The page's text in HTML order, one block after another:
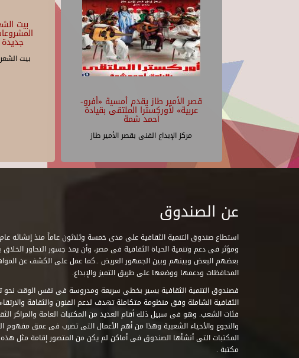
بيت
بيت
قصر الأمير طاز يقدم أمسية «أفرو-
عربية» لأوركسترا الملتقى بقيادة
أحمد شمة
مركز الإبداع الفنى بقصر الأمير طاز
عن الصندوق
ومؤثر فى دعم وتنمية الحياة الثقافية فى مصر، وأن يمد جسور التحاور الخلاق
بعضهم البعض وبينهم وبين الجمهور العريض ..كما عمل على الكشف عن
المحافظات ودعمها ووضعها على طريق التميز والإبداع.
فصندوق التنمية الثقافية يسير بخطى سريعة ومدروسة فى نفس الوقت نحو
الثقافية الشاملة وفق منظومة متكاملة تهدف لدعم الفنون والثقافة
فئات الشعب. وهو فى سبيل ذلك أقام العديد من المكتبات العامة والمراكز
والنجوع والأحياء الشعبية وهذا من أهم الأعمال التى تضرب فى عمق مفهوم
مكتبة .